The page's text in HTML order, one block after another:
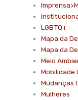
LGBTQ+
Mapa da
Mapa da
Meio
Mobilidade
Mudanças
Mulheres